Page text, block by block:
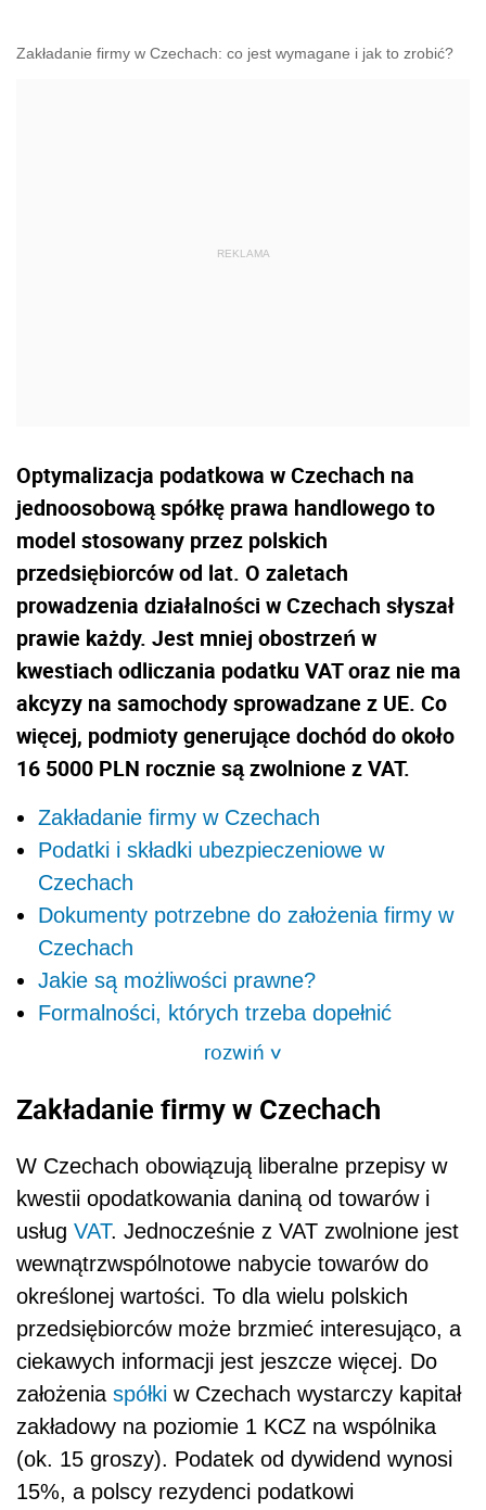
Zakładanie firmy w Czechach: co jest wymagane i jak to zrobić?
Optymalizacja podatkowa w Czechach na
jednoosobową spółkę prawa handlowego to
model stosowany przez polskich
przedsiębiorców od lat. O zaletach
prowadzenia działalności w Czechach słyszał
prawie każdy. Jest mniej obostrzeń w
kwestiach odliczania podatku VAT oraz nie ma
akcyzy na samochody sprowadzane z UE. Co
więcej, podmioty generujące dochód do około
16 5000 PLN rocznie są zwolnione z VAT.
Zakładanie firmy w Czechach
Podatki i składki ubezpieczeniowe w
Czechach
Dokumenty potrzebne do założenia firmy w
Czechach
Jakie są możliwości prawne?
Formalności, których trzeba dopełnić
rozwiń>
Zakładanie firmy w Czechach
W Czechach obowiązują liberalne przepisy w
kwestii opodatkowania daniną od towarów i
usług VAT. Jednocześnie z VAT zwolnione jest
wewnątrzwspólnotowe nabycie towarów do
określonej wartości. To dla wielu polskich
przedsiębiorców może brzmieć interesująco, a
ciekawych informacji jest jeszcze więcej. Do
założenia spółki w Czechach wystarczy kapitał
zakładowy na poziomie 1 KCZ na wspólnika
(ok. 15 groszy). Podatek od dywidend wynosi
15%, a polscy rezydenci podatkowi